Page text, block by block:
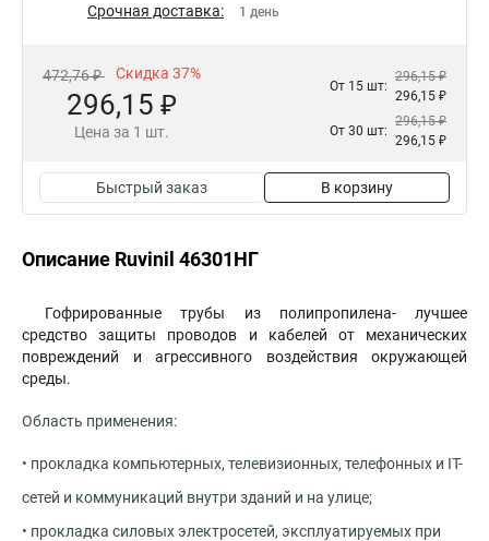
Срочная доставка: 1 день
472,76 ₽ Скидка 37%
296,15 ₽
Цена за 1 шт.
От 15 шт:
296,15 ₽
296,15 ₽
От 30 шт:
296,15 ₽
296,15 ₽
Быстрый заказ В корзину
Описание Ruvinil 46301НГ
Гофрированные трубы из полипропилена- лучшее
средство защиты проводов и кабелей от механических
повреждений и агрессивного воздействия окружающей
среды.
Область применения:
• прокладка компьютерных, телевизионных, телефонных и IT-
сетей и коммуникаций внутри зданий и на улице;
• прокладка силовых электросетей, эксплуатируемых при